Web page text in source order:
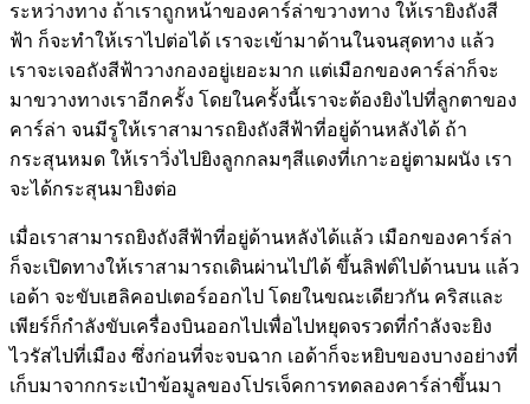
ระหว่างทาง ถ้าเราถูกหน้าของคาร์ล่าขวางทาง ให้เรายิงถังสี
ฟ้า ก็จะทำให้เราไปต่อได้ เราจะเข้ามาด้านในจนสุดทาง แล้ว
เราจะเจอถังสีฟ้าวางกองอยู่เยอะมาก แต่เมือกของคาร์ล่าก็จะ
มาขวางทางเราอีกครั้ง โดยในครั้งนี้เราจะต้องยิงไปที่ลูกตาของ
คาร์ล่า จนมีรูให้เราสามารถยิงถังสีฟ้าที่อยู่ด้านหลังได้ ถ้า
กระสุนหมด ให้เราวิ่งไปยิงลูกกลมๆสีแดงที่เกาะอยู่ตามผนัง เรา
จะได้กระสุนมายิงต่อ
เมื่อเราสามารถยิงถังสีฟ้าที่อยู่ด้านหลังได้แล้ว เมือกของคาร์ล่า
ก็จะเปิดทางให้เราสามารถเดินผ่านไปได้ ขึ้นลิฟต์ไปด้านบน แล้ว
เอด้า จะขับเฮลิคอปเตอร์ออกไป โดยในขณะเดียวกัน คริสและ
เพียร์ก็กำลังขับเครื่องบินออกไปเพื่อไปหยุดจรวดที่กำลังจะยิง
ไวรัสไปที่เมือง ซึ่งก่อนที่จะจบฉาก เอด้าก็จะหยิบของบางอย่างที่
เก็บมาจากกระเป๋าข้อมูลของโปรเจ็คการทดลองคาร์ล่าขึ้นมา